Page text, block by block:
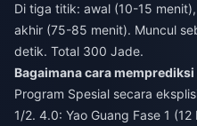
Di tiga titik: awal (10-15
akhir (75-85 menit). Muncul
detik. Total 300 Jade.
Bagaimana cara
Program Spesial secara
1/2. 4.0: Yao Guang Fase 1